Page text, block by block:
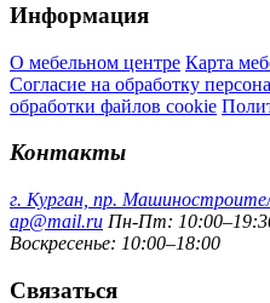
Информация
О мебельном центре Карта
Согласие на обработку
обработки файлов cookie
Контакты
г. Курган, пр.
ap@mail.ru Пн-Пт:
Воскресенье: 10:00–18:00
Связаться